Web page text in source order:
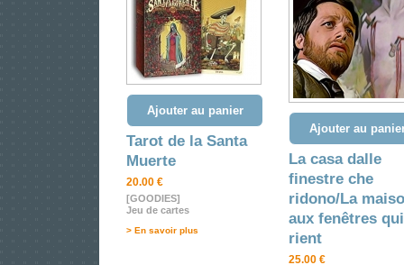
Ajouter au panier
Tarot de la Santa
Muerte
20.00 €
[GOODIES]
Jeu de cartes
> En savoir plus
Ajouter au
La casa dalle
finestre che
ridono/La
aux fenêtres qui
rient
25.00 €